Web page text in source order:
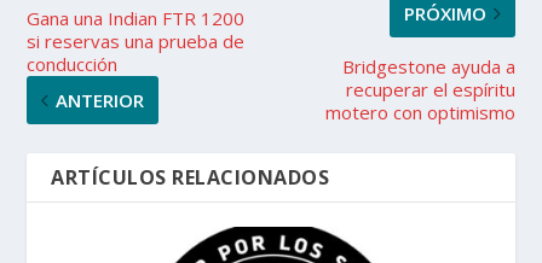
Gana una Indian FTR 1200
si reservas una prueba de
conducción
ANTERIOR
PRÓXIMO
Bridgestone ayuda a
recuperar el espíritu
motero con optimismo
ARTÍCULOS RELACIONADOS